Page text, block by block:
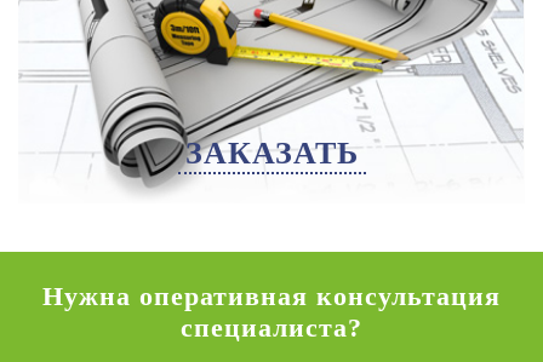
ЗАКАЗАТЬ
Нужна оперативная консультация
специалиста?